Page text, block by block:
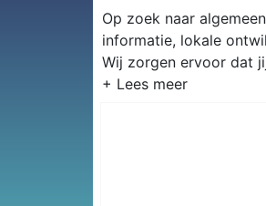
Op zoek naar
informatie, lokale
Wij zorgen ervoor dat
PRAKTISCHE
Van werkzaamheden
de Schermer en het